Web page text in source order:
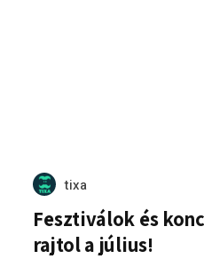
tixa
Fesztiválok és
rajtol a július!